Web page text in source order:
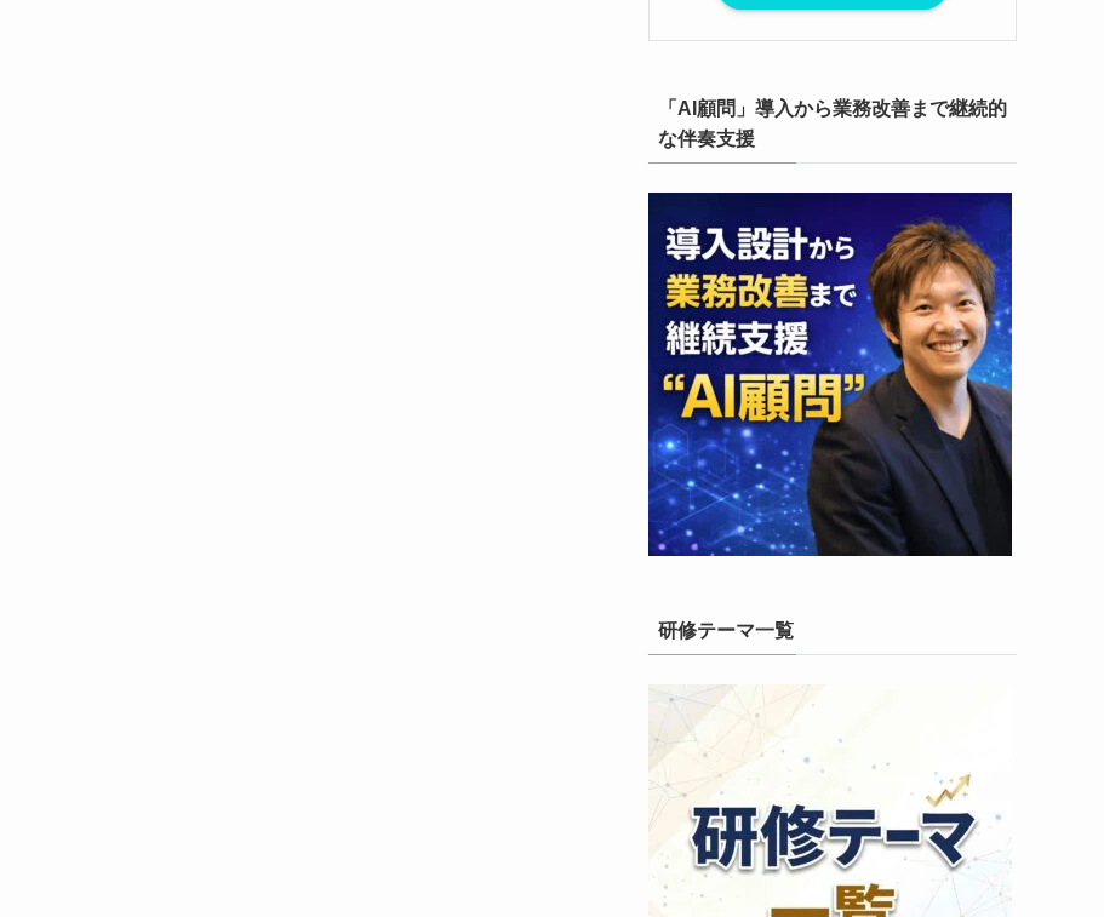
「AI顧問」導入から業務改善まで継続的
な伴奏支援
研修テーマ一覧